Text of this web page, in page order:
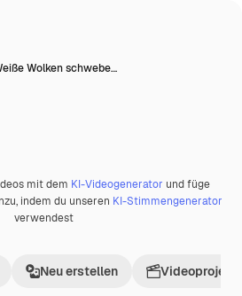
Wolken schwebe…
mit dem KI-Videogenerator und füge
indem du unseren KI-Stimmengenerator
verwendest
Neu erstellen Videoprojekt